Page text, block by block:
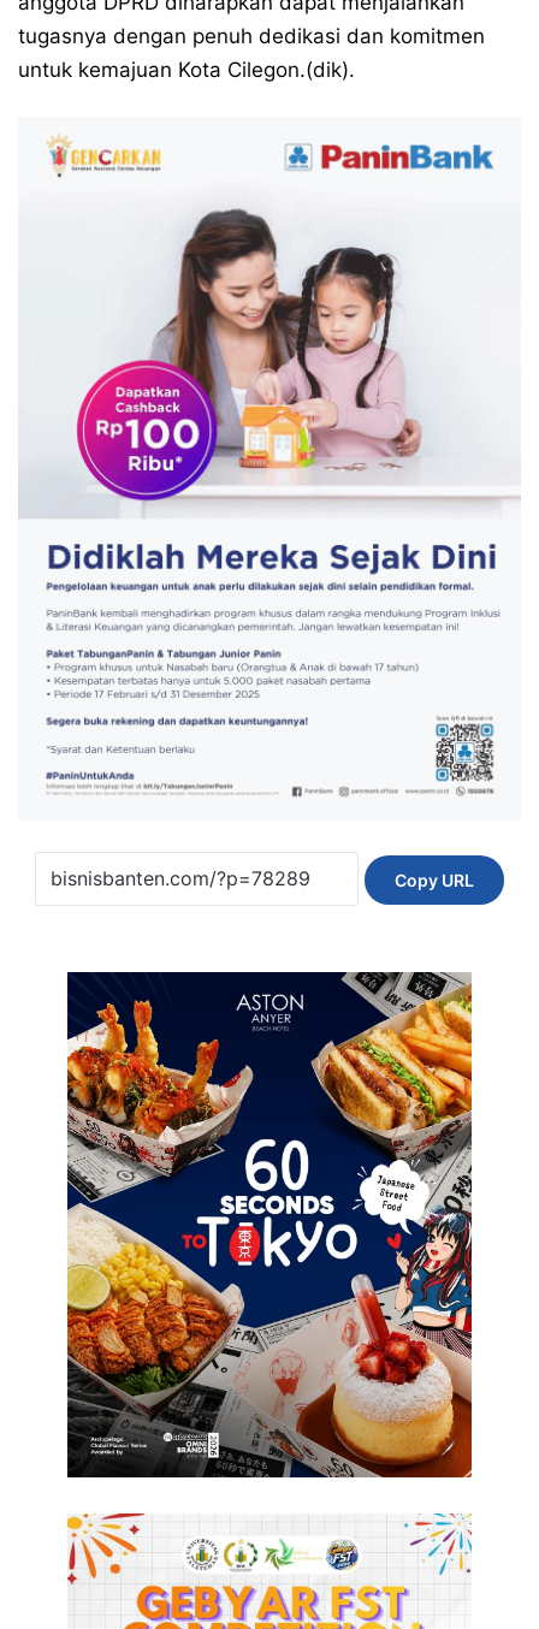
tugasnya dengan penuh dedikasi dan komitmen
untuk kemajuan Kota Cilegon.(dik).
Copy URL